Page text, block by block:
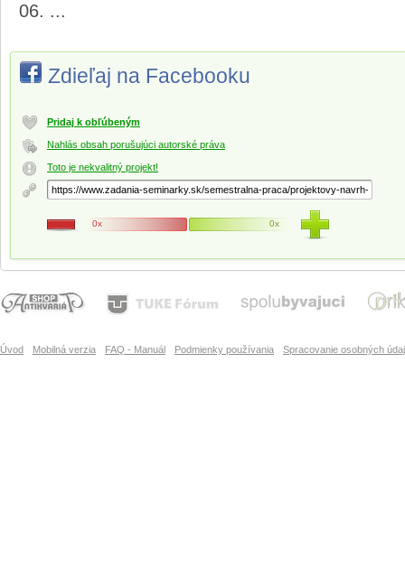
...
Zdieľaj na Facebooku
Pridaj k obľúbeným
Nahlás obsah porušujúci autorské práva
Toto je nekvalitný projekt!
0x 0x
Úvod Mobilná verzia FAQ - Manuál Podmienky používania Spracovanie osobných